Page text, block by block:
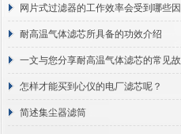
周期区别介绍
网片式过滤器的工作效率会受到哪些因
素的影响？
耐高温气体滤芯所具备的功效介绍
一文与您分享耐高温气体滤芯的常见故
障相应解决方法
怎样才能买到心仪的电厂滤芯呢？
简述集尘器滤筒